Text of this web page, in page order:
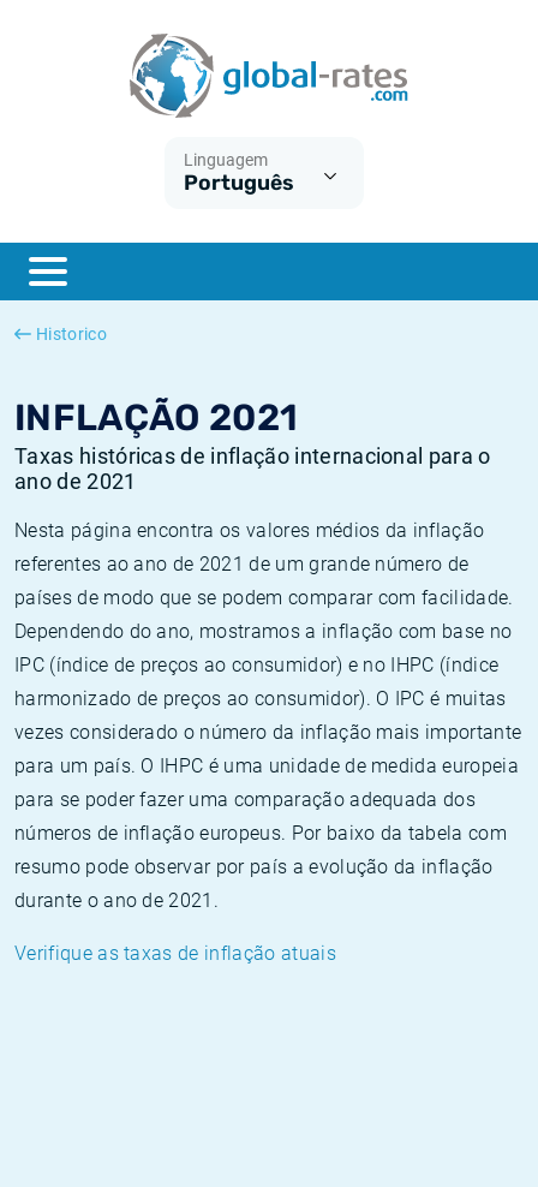
Linguagem
Português
Historico
INFLAÇÃO 2021
Taxas históricas de inflação internacional para o
ano de 2021
Nesta página encontra os valores médios da inflação
referentes ao ano de 2021 de um grande número de
países de modo que se podem comparar com facilidade.
Dependendo do ano, mostramos a inflação com base no
IPC (índice de preços ao consumidor) e no IHPC (índice
harmonizado de preços ao consumidor). O IPC é muitas
vezes considerado o número da inflação mais importante
para um país. O IHPC é uma unidade de medida europeia
para se poder fazer uma comparação adequada dos
números de inflação europeus. Por baixo da tabela com
resumo pode observar por país a evolução da inflação
durante o ano de 2021.
Verifique as taxas de inflação atuais
ESTER
SONIA
O que é a inflação do IPC?
O que é a inflação do IHPC?
Inflação Estados Unidos
Inflação Europa
Taxas Euribor históricas
Taxas ESTER históricas
Taxas SONIA históricas
Taxas TONAR históricas
Calculadora de inflação